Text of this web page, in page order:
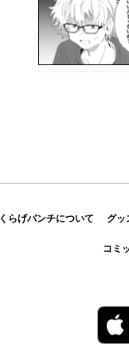
くらげバンチについて グッ
コミ